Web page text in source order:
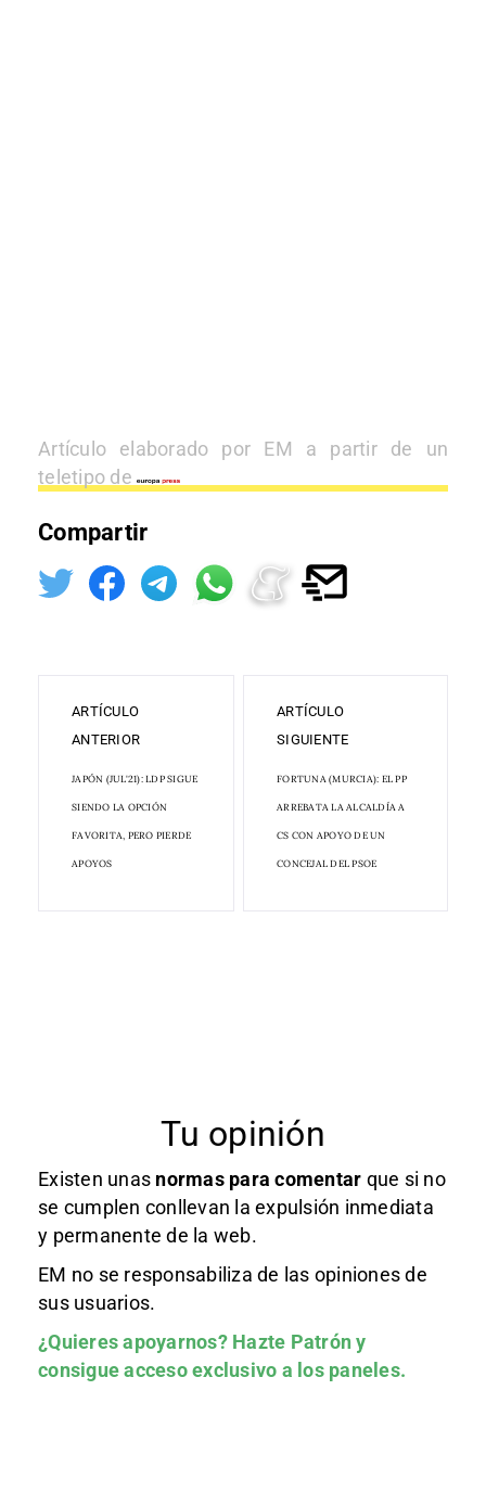
Artículo elaborado por EM a partir de un
teletipo de
Compartir
ARTÍCULO
ANTERIOR
JAPÓN (JUL'21): LDP SIGUE
SIENDO LA OPCIÓN
FAVORITA, PERO PIERDE
APOYOS
ARTÍCULO
SIGUIENTE
FORTUNA (MURCIA): EL PP
ARREBATA LA ALCALDÍA A
CS CON APOYO DE UN
CONCEJAL DEL PSOE
Tu opinión
Existen unas normas para comentar que si no
se cumplen conllevan la expulsión inmediata
y permanente de la web.
EM no se responsabiliza de las opiniones de
sus usuarios.
¿Quieres apoyarnos? Hazte Patróny
consigue acceso exclusivo a los paneles.